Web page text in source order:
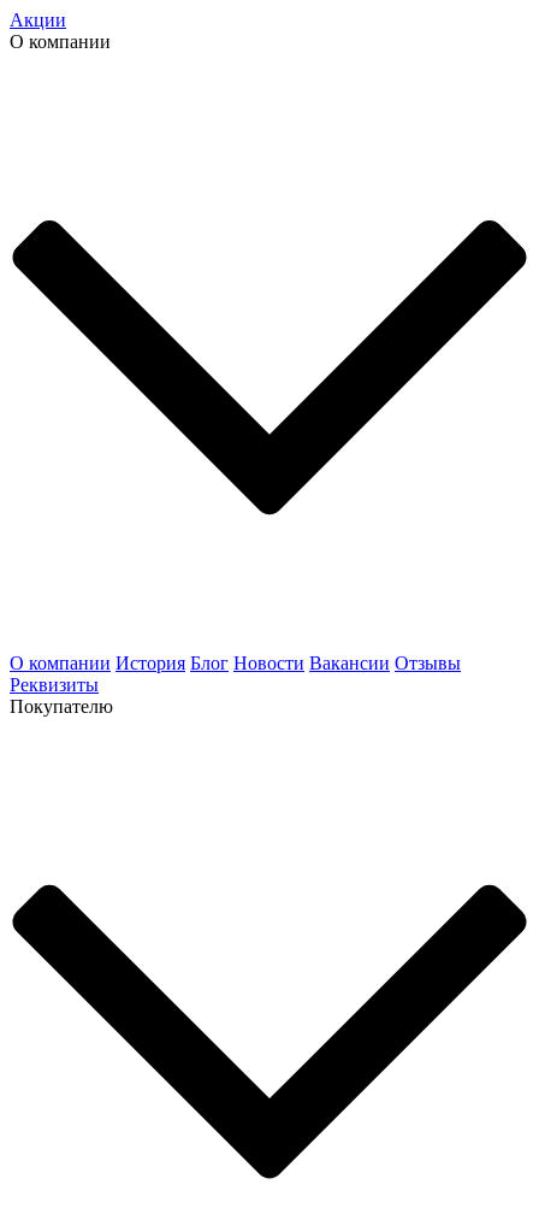
Акции
О компании
О компании История Блог Новости Вакансии Отзывы
Реквизиты
Покупателю